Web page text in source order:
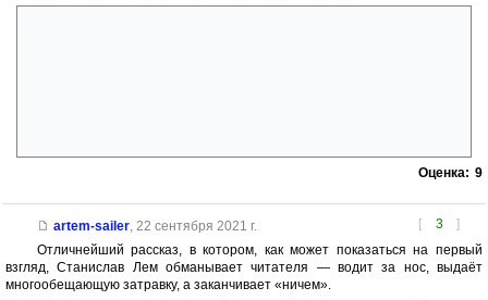
Оценка: 9
[ 3 ]
artem-sailer, 22 сентября 2021 г.
Отличнейший рассказ, в котором, как может показаться на первый
взгляд, Станислав Лем обманывает читателя — водит за нос, выдаёт
многообещающую затравку, а заканчивает «ничем».